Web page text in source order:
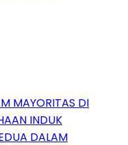
MAYORITAS DI
INDUK
DALAM